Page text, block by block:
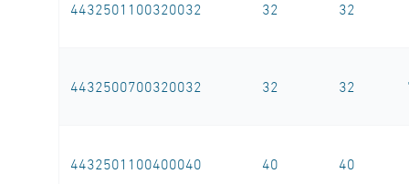
4432501100320032 32 32
4432500700320032 32 32
4432501100400040 40 40